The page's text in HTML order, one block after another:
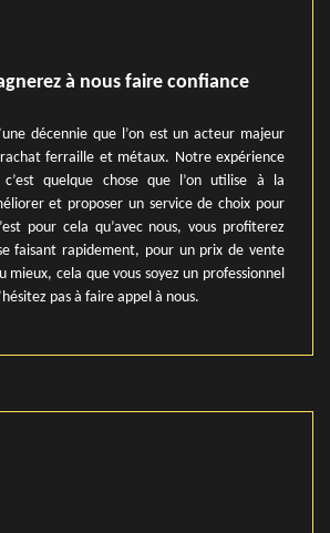
à nous faire confiance
décennie que l’on est un acteur majeur
ferraille et métaux. Notre expérience
quelque chose que l’on utilise à la
et proposer un service de choix pour
pour cela qu’avec nous, vous profiterez
faisant rapidement, pour un prix de vente
mieux, cela que vous soyez un professionnel
pas à faire appel à nous.